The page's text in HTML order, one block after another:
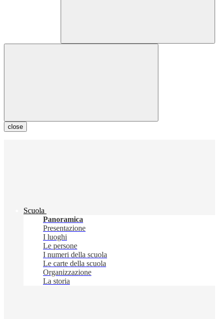
close
Scuola
Panoramica
Presentazione
I luoghi
Le persone
I numeri della scuola
Le carte della scuola
Organizzazione
La storia